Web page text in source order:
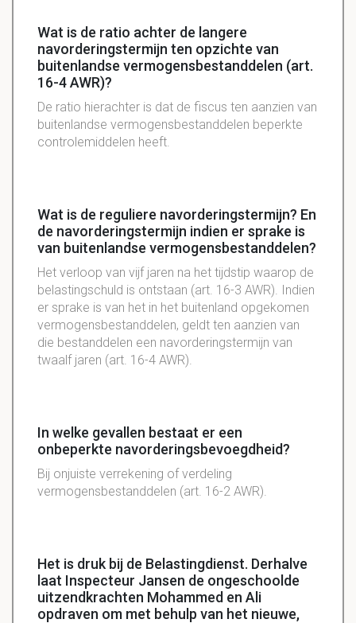
Wat is de ratio achter de langere
navorderingstermijn ten opzichte van
buitenlandse vermogensbestanddelen (art.
16-4 AWR)?
De ratio hierachter is dat de fiscus ten aanzien van
buitenlandse vermogensbestanddelen beperkte
controlemiddelen heeft.
Wat is de reguliere navorderingstermijn? En
de navorderingstermijn indien er sprake is
van buitenlandse vermogensbestanddelen?
Het verloop van vijf jaren na het tijdstip waarop de
belastingschuld is ontstaan (art. 16-3 AWR). Indien
er sprake is van het in het buitenland opgekomen
vermogensbestanddelen, geldt ten aanzien van
die bestanddelen een navorderingstermijn van
twaalf jaren (art. 16-4 AWR).
In welke gevallen bestaat er een
onbeperkte navorderingsbevoegdheid?
Bij onjuiste verrekening of verdeling
vermogensbestanddelen (art. 16-2 AWR).
Het is druk bij de Belastingdienst. Derhalve
laat Inspecteur Jansen de ongeschoolde
uitzendkrachten Mohammed en Ali
opdraven om met behulp van het nieuwe,